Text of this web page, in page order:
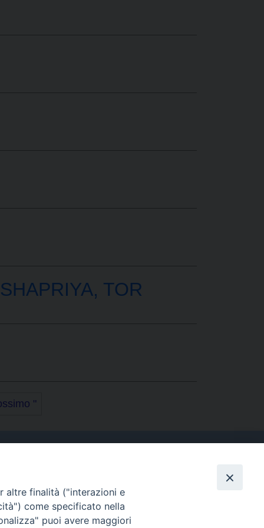
TOR
"
Contatti
Tel. 090.6684111 - Fax.
altre finalità ("interazioni e
come specificato nella
puoi avere maggiori